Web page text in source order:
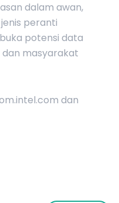
dalam awan,
peranti
potensi data
masyarakat
dan